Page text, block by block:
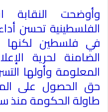
وأوضحت النقابة
الفلسطينية تحسن
في فلسطين لكنها
الضامنة لحرية
المعلومة وأولها
حق الحصول على
طاولة الحكومة منذ